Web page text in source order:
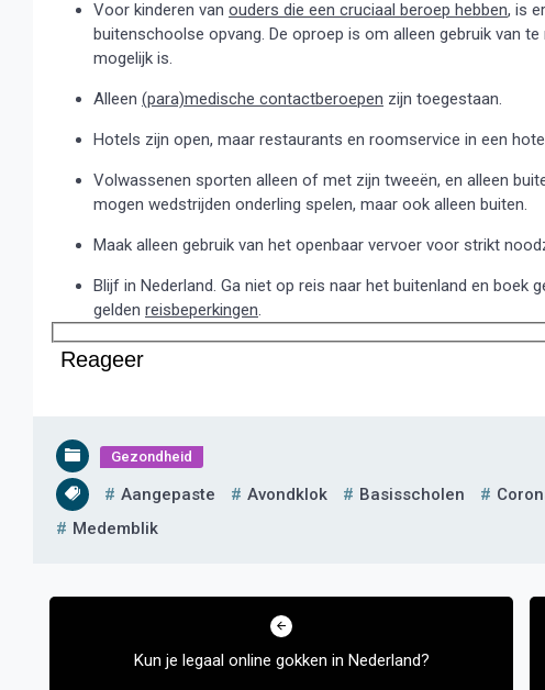
Voor kinderen van ouders die een cruciaal beroep hebben, is
buitenschoolse opvang. De oproep is om alleen gebruik van
mogelijk is.
Alleen (para)medische contactberoepen zijn toegestaan.
Hotels zijn open, maar restaurants en roomservice in een
Volwassenen sporten alleen of met zijn tweeën, en alleen
mogen wedstrijden onderling spelen, maar ook alleen buiten.
Maak alleen gebruik van het openbaar vervoer voor strikt
Blijf in Nederland. Ga niet op reis naar het buitenland en boek
gelden reisbeperkingen.
Reageer
Gezondheid
Aangepaste Avondklok Basisscholen
Medemblik
Bericht
Kun je legaal online gokken in Nederland?